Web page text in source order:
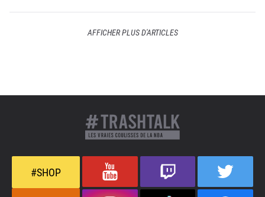
AFFICHER PLUS D'ARTICLES
#SHOP